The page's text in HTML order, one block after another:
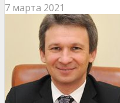
7 марта 2021